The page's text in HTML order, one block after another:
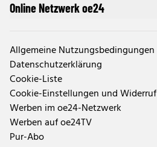
Online Netzwerk oe24
Allgemeine Nutzungsbedingungen
Datenschutzerklärung
Cookie-Liste
Cookie-Einstellungen und Widerruf
Werben im oe24-Netzwerk
Werben auf oe24TV
Pur-Abo